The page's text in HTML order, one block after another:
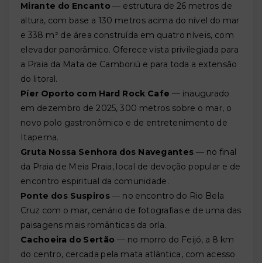
Mirante do Encanto — estrutura de 26 metros de
altura, com base a 130 metros acima do nível do mar
e 338 m² de área construída em quatro níveis, com
elevador panorâmico. Oferece vista privilegiada para
a Praia da Mata de Camboriú e para toda a extensão
do litoral.
Píer Oporto com Hard Rock Cafe — inaugurado
em dezembro de 2025, 300 metros sobre o mar, o
novo polo gastronômico e de entretenimento de
Itapema.
Gruta Nossa Senhora dos Navegantes — no final
da Praia de Meia Praia, local de devoção popular e de
encontro espiritual da comunidade.
Ponte dos Suspiros— no encontro do Rio Bela
Cruz com o mar, cenário de fotografias e de uma das
paisagens mais românticas da orla.
Cachoeira do Sertão — no morro do Feijó, a 8 km
do centro, cercada pela mata atlântica, com acesso